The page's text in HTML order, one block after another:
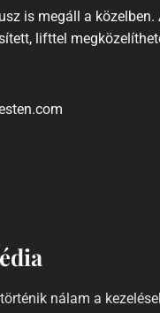
is megáll a közelben.
lifttel
nálam a